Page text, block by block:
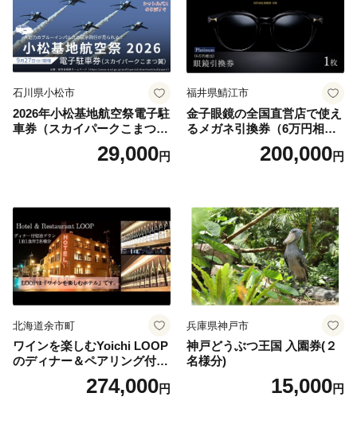
石川県小松市
2026年小松基地航空祭電子駐
車券（スカイパークこまつ
翼） 駐車場 シャトルバスの
りばすぐ 石川県 小松市
29,000円
福井県鯖江市
金子眼鏡の全国直営店で使え
るメガネ引換券（6万円相
当） Platinum200,000円
北海道余市町
ワインを楽しむYoichi LOOP
のディナー＆ペアリング付宿
泊プラン＜デラックスツイン
274,000円
兵庫県神戸市
神戸どうぶつ王国 入園券(２
名様分)
15,000円